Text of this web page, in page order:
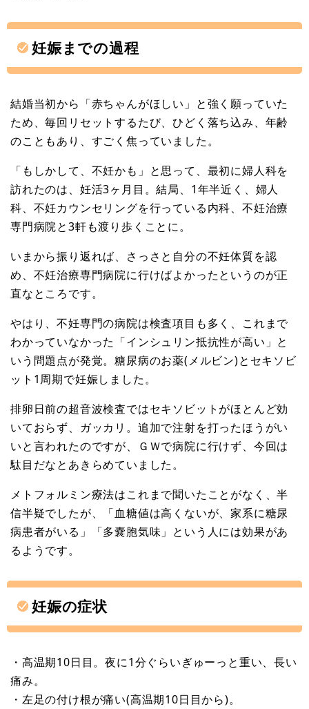
妊娠までの過程
結婚当初から「赤ちゃんがほしい」と強く願っていた
ため、毎回リセットするたび、ひどく落ち込み、年齢
のこともあり、すごく焦っていました。
「もしかして、不妊かも」と思って、最初に婦人科を
訪れたのは、妊活3ヶ月目。結局、1年半近く、婦人
科、不妊カウンセリングを行っている内科、不妊治療
専門病院と3軒も渡り歩くことに。
いまから振り返れば、さっさと自分の不妊体質を認
め、不妊治療専門病院に行けばよかったというのが正
直なところです。
やはり、不妊専門の病院は検査項目も多く、これまで
わかっていなかった「インシュリン抵抗性が高い」と
いう問題点が発覚。糖尿病のお薬(メルビン)とセキソビ
ット1周期で妊娠しました。
排卵日前の超音波検査ではセキソビットがほとんど効
いておらず、ガッカリ。追加で注射を打ったほうがい
いと言われたのですが、ＧＷで病院に行けず、今回は
駄目だなとあきらめていました。
メトフォルミン療法はこれまで聞いたことがなく、半
信半疑でしたが、「血糖値は高くないが、家系に糖尿
病患者がいる」「多嚢胞気味」という人には効果があ
るようです。
妊娠の症状
・高温期10日目。夜に1分ぐらいぎゅーっと重い、長い
痛み。
・左足の付け根が痛い(高温期10日目から)。